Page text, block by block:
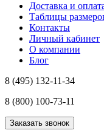
Доставка и
Таблицы
Контакты
Личный кабинет
О компании
Блог
8 (495) 132-11-34
8 (800) 100-73-11
Заказать звонок